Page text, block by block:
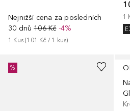
Nejnižší cena za posledních
30 dnů 106 Kč-4%
1 Kus (101 Kč / 1 kus)
1
%